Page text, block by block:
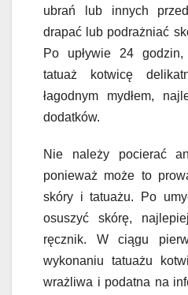
ubrań lub innych
drapać lub podrażniać
Po upływie 24
tatuaż kotwicę
łagodnym mydłem,
dodatków.
Nie należy pocierać
ponieważ może to
skóry i tatuażu. Po
osuszyć skórę,
ręcznik. W ciągu
wykonaniu tatuażu
wrażliwa i podatna na